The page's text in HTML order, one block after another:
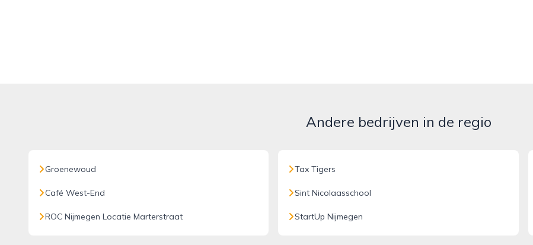
Andere bedrijven in de regio
Groenewoud
Café West-End
ROC Nijmegen Locatie Marterstraat
Tax Tigers
Sint Nicolaasschool
StartUp Nijmegen